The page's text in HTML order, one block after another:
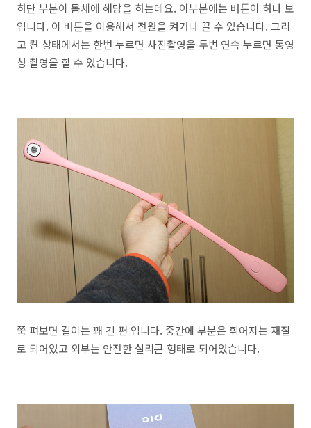
하단 부분이 몸체에 해당을 하는데요. 이부분에는 버튼이 하나 보
입니다. 이 버튼을 이용해서 전원을 켜거나 끌 수 있습니다. 그리
고 켠 상태에서는 한번 누르면 사진촬영을 두번 연속 누르면 동영
상 촬영을 할 수 있습니다.
쭉 펴보면 길이는 꽤 긴 편 입니다. 중간에 부분은 휘어지는 재질
로 되어있고 외부는 안전한 실리콘 형태로 되어있습니다.